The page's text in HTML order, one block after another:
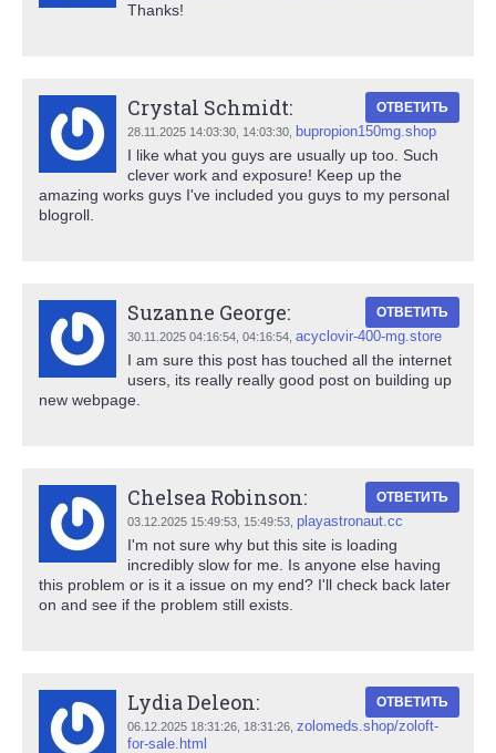
Thanks!
Crystal Schmidt:
28.11.2025 14:03:30, 14:03:30 bupropion150mg.shop
ОТВЕТИТЬ
I like what you guys are usually up too. Such
clever work and exposure! Keep up the
amazing works guys I've included you guys to my personal
blogroll.
Suzanne George:
30.11.2025 04:16:54, 04:16:54 acyclovir-400-mg.store
ОТВЕТИТЬ
I am sure this post has touched all the internet
users, its really really good post on building up
new webpage.
Chelsea Robinson:
03.12.2025 15:49:53, 15:49:53 playastronaut.cc
ОТВЕТИТЬ
I'm not sure why but this site is loading
incredibly slow for me. Is anyone else having
this problem or is it a issue on my end? I'll check back later
on and see if the problem still exists.
Lydia Deleon:
06.12.2025 18:31:26, 18:31:26 zolomeds.shop/zoloft-
for-sale.html
ОТВЕТИТЬ